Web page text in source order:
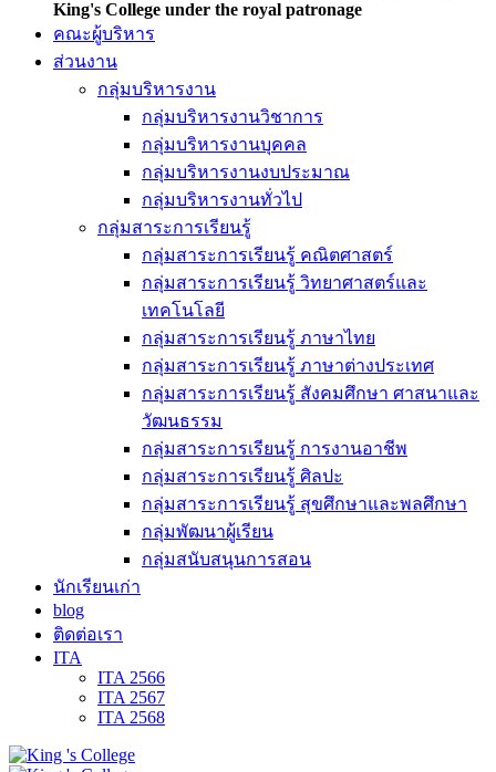
King's College under the royal patronage
คณะผู้บริหาร
ส่วนงาน
กลุ่มบริหารงาน
กลุ่มบริหารงานวิชาการ
กลุ่มบริหารงานบุคคล
กลุ่มบริหารงานงบประมาณ
กลุ่มบริหารงานทั่วไป
กลุ่มสาระการเรียนรู้
กลุ่มสาระการเรียนรู้ คณิตศาสตร์
กลุ่มสาระการเรียนรู้ วิทยาศาสตร์และ
เทคโนโลยี
กลุ่มสาระการเรียนรู้ ภาษาไทย
กลุ่มสาระการเรียนรู้ ภาษาต่างประเทศ
กลุ่มสาระการเรียนรู้ สังคมศึกษา ศาสนาและ
วัฒนธรรม
กลุ่มสาระการเรียนรู้ การงานอาชีพ
กลุ่มสาระการเรียนรู้ ศิลปะ
กลุ่มสาระการเรียนรู้ สุขศึกษาและพลศึกษา
กลุ่มพัฒนาผู้เรียน
กลุ่มสนับสนุนการสอน
นักเรียนเก่า
blog
ติดต่อเรา
ITA
ITA 2566
ITA 2567
ITA 2568